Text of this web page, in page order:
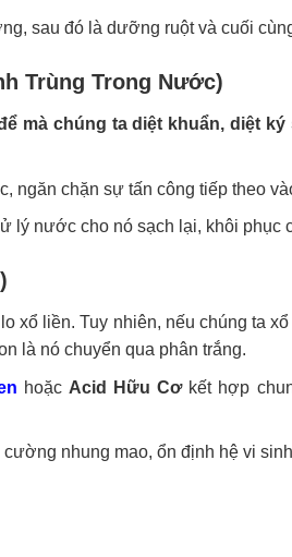
sau đó là dưỡng ruột và cuối
Trùng Trong Nước)
mà chúng ta diệt khuẩn, diệt ký
ngăn chặn sự tấn công tiếp theo
lý nước cho nó sạch lại, khôi phục
xổ liền. Tuy nhiên, nếu chúng ta
là nó chuyển qua phân trắng.
hoặc Acid Hữu Cơkết hợp
nhung mao, ổn định hệ vi